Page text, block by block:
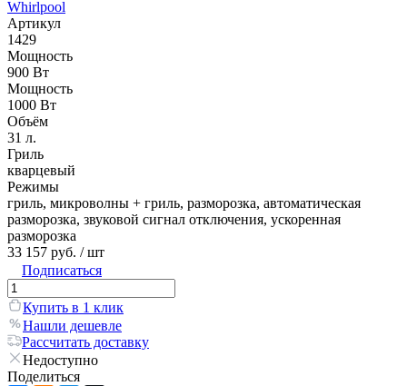
Whirlpool
Артикул
1429
Мощность
900 Вт
Мощность
1000 Вт
Объём
31 л.
Гриль
кварцевый
Режимы
гриль, микроволны + гриль, разморозка, автоматическая
разморозка, звуковой сигнал отключения, ускоренная
разморозка
33 157 руб. / шт
Подписаться
Купить в 1 клик
Нашли дешевле
Рассчитать доставку
Недоступно
Поделиться